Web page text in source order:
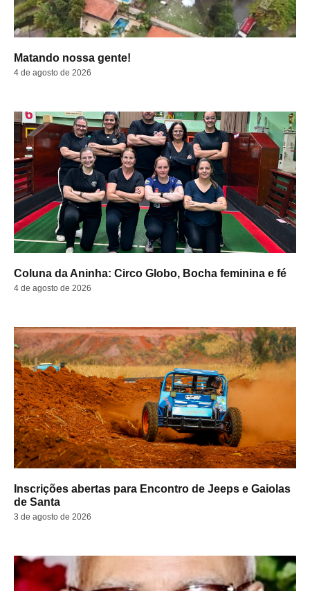
Matando nossa gente!
4 de agosto de 2026
Coluna da Aninha: Circo Globo, Bocha feminina e fé
4 de agosto de 2026
Inscrições abertas para Encontro de Jeeps e Gaiolas
de Santa
3 de agosto de 2026